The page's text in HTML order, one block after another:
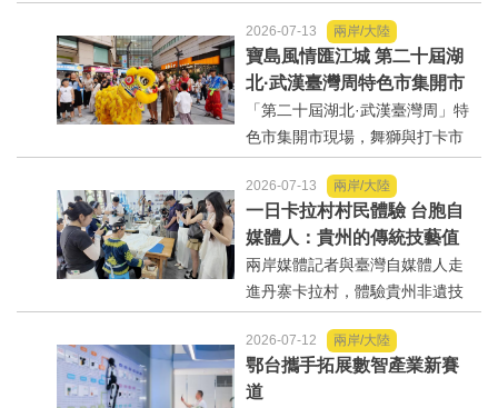
選舉/民調
生物科技
出版（影音/圖書/雜誌）
文化資產/文物保護
重點活動之一，第十二屆武漢
「金銀湖杯」海峽兩岸青年創新
創業大賽11日在漢舉行。來自兩
岸的20支優質團隊成功晉級總決
賽，經過激烈的現場演說...
2026-07-13 兩岸/大陸
寶島風情匯江城 第二十屆湖
北·武漢臺灣周特色市集開市
迎客
「第二十屆湖北·武漢臺灣周」特
色市集開市現場，舞獅與打卡市
民互動。【記者陳靖天大陸武漢
報導】「寶島風華·夢聚江城—第
二十屆湖北·武漢臺灣周寶島風情
市集」開市活動，11日在武...
2026-07-13 兩岸/大陸
一日卡拉村村民體驗 台胞自
媒體人：貴州的傳統技藝值
得傳承下去
兩岸媒體記者與臺灣自媒體人走
進丹寨卡拉村，體驗貴州非遺技
藝蠟染與銀飾製作，感受傳統文
化的獨特魅力。【記者陳靖天大
陸貴州報導】在丹寨卡拉村當一
日村民是什麼體驗？參加「兩岸
2026-07-12 兩岸/大陸
鄂台攜手拓展數智產業新賽
道